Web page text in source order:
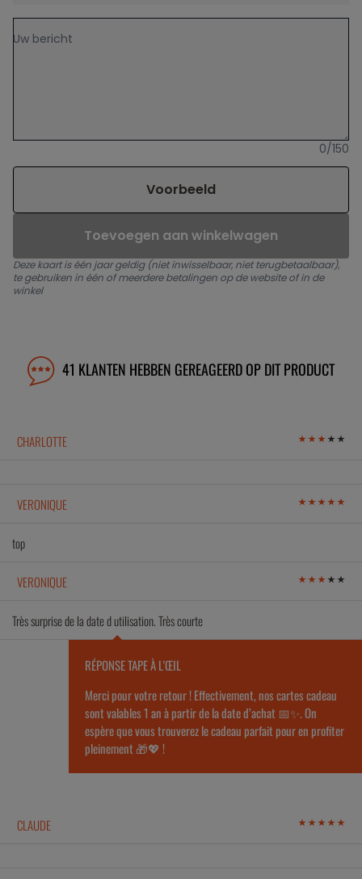
Uw bericht
0/150
Voorbeeld
Toevoegen aan winkelwagen
Deze kaart is één jaar geldig (niet inwisselbaar, niet terugbetaalbaar),
te gebruiken in één of meerdere betalingen op de website of in de
winkel
41 KLANTEN HEBBEN GEREAGEERD OP DIT PRODUCT
CHARLOTTE
VERONIQUE
top
VERONIQUE
Très surprise de la date d utilisation. Très courte
RÉPONSE TAPE À L'ŒIL
Merci pour votre retour ! Effectivement, nos cartes cadeau
sont valables 1 an à partir de la date d’achat 📅✨. On
espère que vous trouverez le cadeau parfait pour en profiter
pleinement 🎁💖 !
CLAUDE